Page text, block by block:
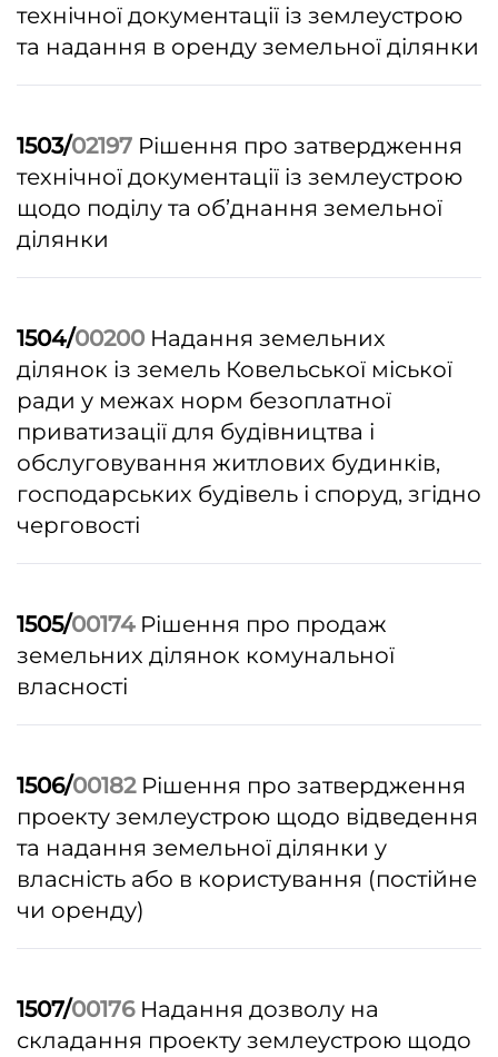
технічної документації із землеустрою
та надання в оренду земельної ділянки
1503/02197 Рішення про затвердження
технічної документації із землеустрою
щодо поділу та об’днання земельної
ділянки
1504/00200 Надання земельних
ділянок із земель Ковельської міської
ради у межах норм безоплатної
приватизації для будівництва і
обслуговування житлових будинків,
господарських будівель і споруд, згідно
черговості
1505/00174Рішення про продаж
земельних ділянок комунальної
власності
1506/00182Рішення про затвердження
проекту землеустрою щодо відведення
та надання земельної ділянки у
власність або в користування (постійне
чи оренду)
1507/00176Надання дозволу на
складання проекту землеустрою щодо